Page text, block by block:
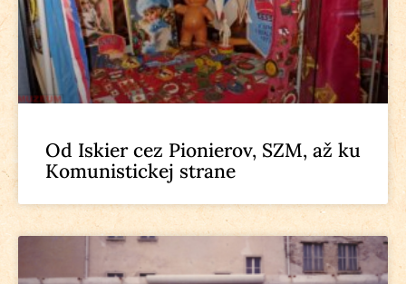
Od Iskier cez Pionierov, SZM, až ku
Komunistickej strane